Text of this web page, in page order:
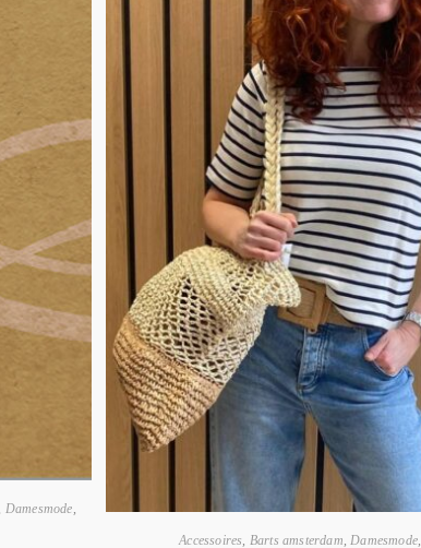
Damesmode
Accessoires, Barts amsterdam,Damesmode,